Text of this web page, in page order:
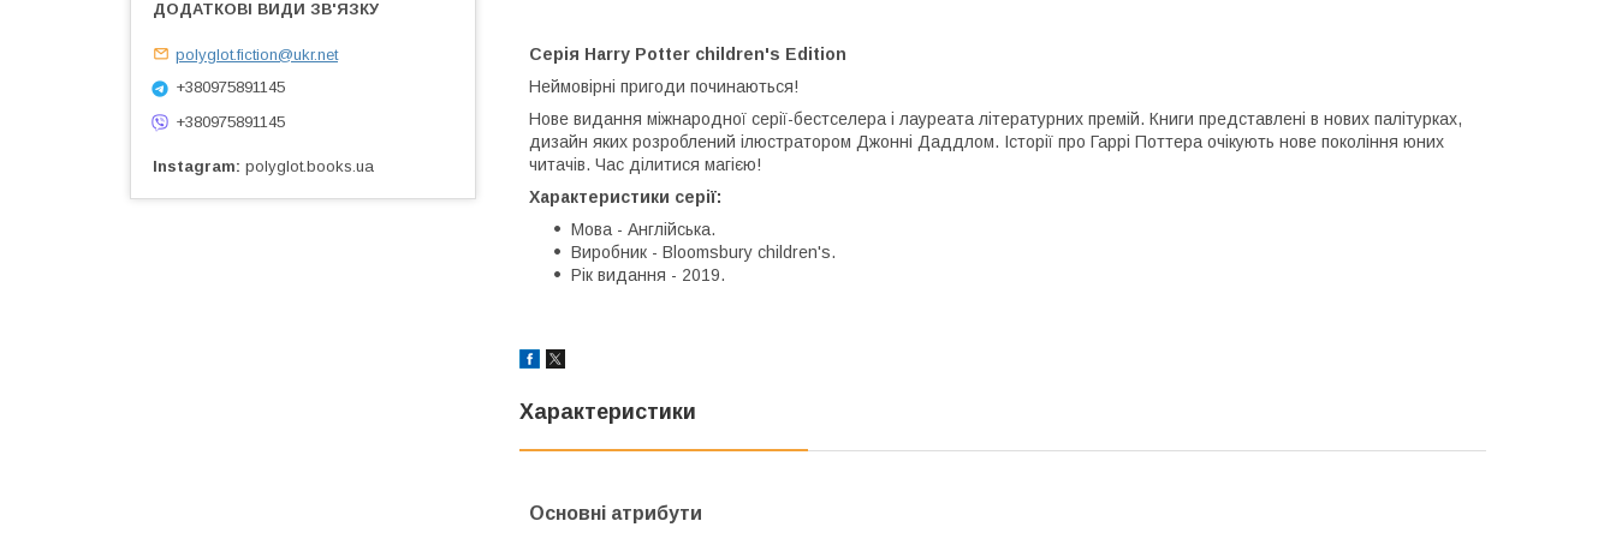
Серія Harry Potter children's Edition
Неймовірні пригоди починаються!
Нове видання міжнародної серії-бестселера і лауреата літературних премій. Книги представлені в нових палітурках,
дизайн яких розроблений ілюстратором Джонні Даддлом. Історії про Гаррі Поттера очікують нове покоління юних
читачів. Час ділитися магією!
Характеристики серії:
Мова - Англійська.
Виробник - Bloomsbury children's.
Рік видання - 2019.
Характеристики
Основні атрибути
polyglot.fiction@ukr.net
+380975891145
+380975891145
Instagram polyglot.books.ua